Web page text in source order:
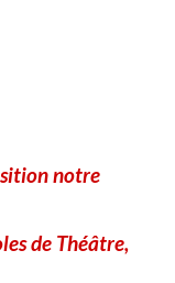
notre
de Théâtre,